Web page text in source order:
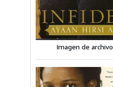
Imagen de archivo